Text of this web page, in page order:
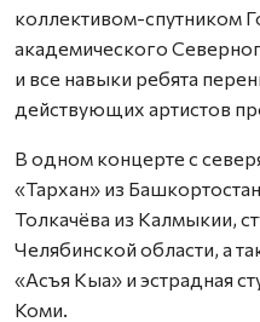
коллективом-спутником
академического
и все навыки ребята
действующих артистов
В одном концерте с
«Тархан» из
Толкачёва из Калмыкии,
Челябинской области, а
«Асъя Кыа» и эстрадная
Коми.